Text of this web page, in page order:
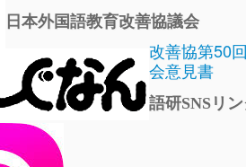
日本外国語教育改善協議会
改善協第50
会意見書
語研SNSリ